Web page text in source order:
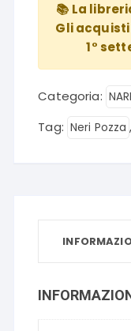
📚 La
Gli
1°
Categoria:
Tag: Neri Pozza ,